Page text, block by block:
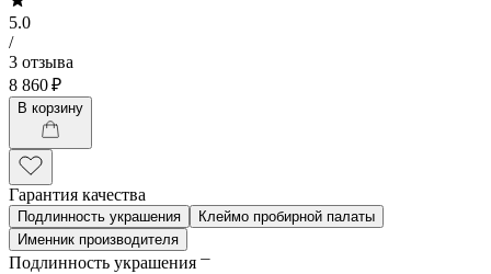
5.0
/
3 отзыва
8 860 ₽
В корзину
Гарантия качества
Подлинность украшения
Клеймо пробирной палаты
Именник производителя
Подлинность украшения